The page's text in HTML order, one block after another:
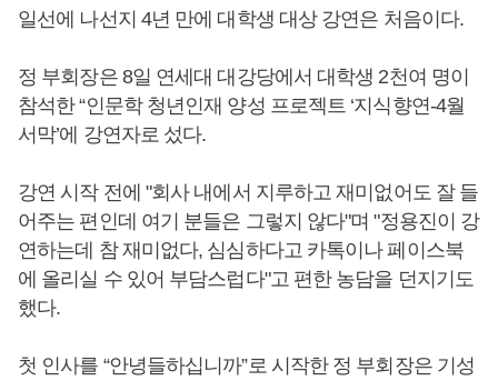
일선에 나선지 4년 만에 대학생 대상 강연은 처음이다.
정 부회장은 8일 연세대 대강당에서 대학생 2천여 명이
참석한 “인문학 청년인재 양성 프로젝트 ‘지식향연-4월
서막’에 강연자로 섰다.
강연 시작 전에 "회사 내에서 지루하고 재미없어도 잘 들
어주는 편인데 여기 분들은 그렇지 않다"며 "정용진이 강
연하는데 참 재미없다, 심심하다고 카톡이나 페이스북
에 올리실 수 있어 부담스럽다"고 편한 농담을 던지기도
했다.
첫 인사를 “안녕들하십니까”로 시작한 정 부회장은 기성